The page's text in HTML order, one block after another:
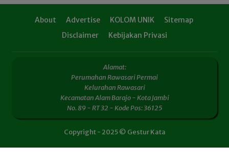
About Advertise KOLOM UNIK
Sitemap
Disclaimer
Kebijakan Privasi
Alamat:
Perumahan Rawasari Permai
Kelurahan Rawasari
Kecamatan Alam Barajo - Kota Jambi
No. 89 - RT 32 - Kode Pos: 36125
Copyright - 2025 © Gestur Kata